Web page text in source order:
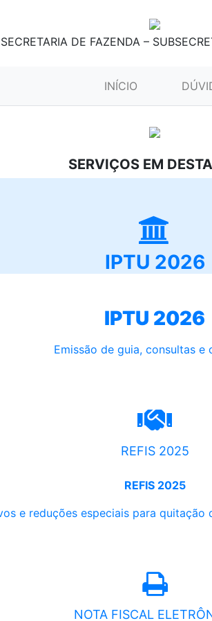
SECRETARIA DE FAZENDA –
INÍCIO (CURRENT)
SERVIÇOS EM
IPTU 2026
IPTU 2026
Emissão de guia, consultas e
REFIS 2025
REFIS 2025
e reduções especiais para
NOTA FISCAL